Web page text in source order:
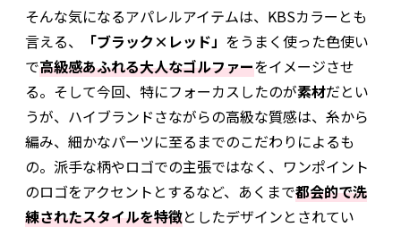
そんな気になるアパレルアイテムは、KBSカラーとも
言える、
「ブラック×レッド」 をうまく使った色使い
で高級感あふれる大人なゴルファーをイメージさせ
る。そして今回、特にフォーカスしたのが素材だとい
うが、ハイブランドさながらの高級な質感は、糸から
編み、細かなパーツに至るまでのこだわりによるも
の。派手な柄やロゴでの主張ではなく、ワンポイント
のロゴをアクセントとするなど、あくまで都会的で洗
練されたスタイルを特徴としたデザインとされてい